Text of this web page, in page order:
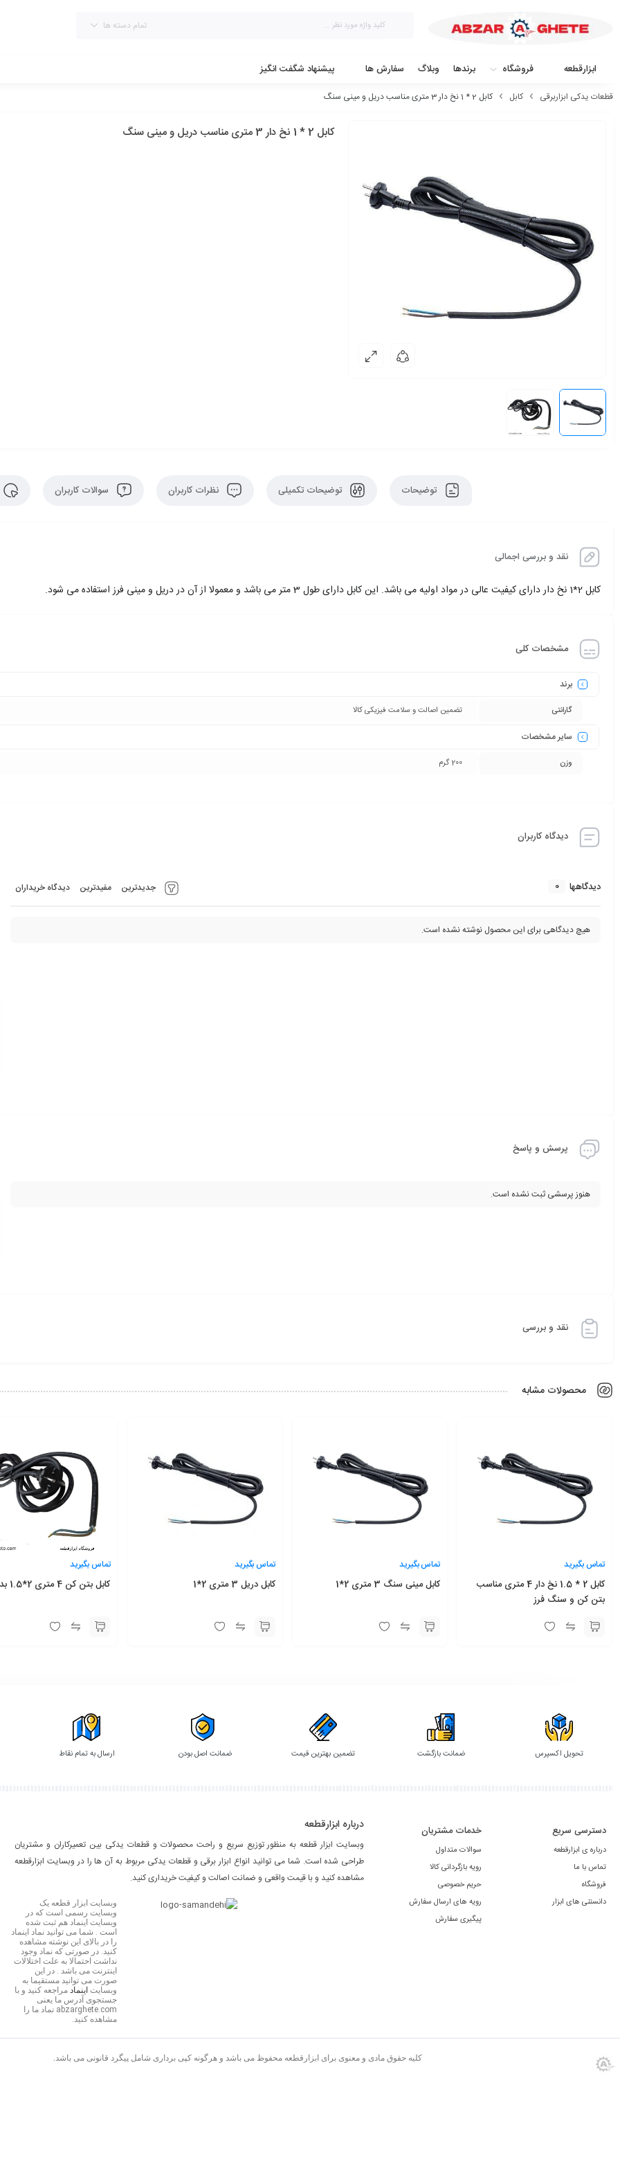
تمام دسته ها
ابزارقطعه فروشگاه برندها وبلاگ سفارش ها پیشنهاد شگفت انگیز
قطعات یدکی ابزاربرقی کابل کابل 2 * 1 نخ دار 3 متری مناسب دریل و مینی سنگ
کابل 2 * 1 نخ دار 3 متری مناسب دریل و مینی سنگ
توضیحات توضیحات تکمیلی نظرات کاربران سوالات کاربران
نقد و بررسی اجمالی
کابل 2*1 نخ دار دارای کیفیت عالی در مواد اولیه می باشد. این کابل دارای طول 3 متر می باشد و معمولا از آن در دریل و مینی فرز استفاده می شود.
مشخصات کلی
برند
گارانتی تضمین اصالت و سلامت فیزیکی کالا
سایر مشخصات
وزن 200 گرم
دیدگاه کاربران
دیدگاهها 0 جدیدترین مفیدترین دیدگاه خریداران
هیچ دیدگاهی برای این محصول نوشته نشده است.
پرسش و پاسخ
هنوز پرسشی ثبت نشده است.
نقد و بررسی
محصولات مشابه
تماس بگیرید
کابل 2 * 1.5 نخ دار 4 متری مناسب
بتن کن و سنگ فرز
تماس بگیرید
کابل مینی سنگ 3 متری 2*1
تماس بگیرید
کابل دریل 3 متری 2*1
تماس بگیرید
کابل بتن کن 4 متری 2*1.5 بدون نخ
تحویل اکسپرس ضمانت بازگشت تضمین بهترین قیمت ضمانت اصل بودن ارسال به تمام نقاط
دسترسی سریع
درباره ی ابزارقطعه
تماس با ما
فروشگاه
دانستنی های ابزار
خدمات مشتریان
سوالات متداول
رویه بازگردانی کالا
حریم خصوصی
رویه های ارسال سفارش
پیگیری سفارش
درباره ابزارقطعه
وبسایت ابزار قطعه به منظور توزیع سریع و راحت محصولات و قطعات یدکی بین تعمیرکاران و مشتریان
طراحی شده است. شما می توانید انواع ابزار برقی و قطعات یدکی مربوط به آن ها را در وبسایت ابزارقطعه
مشاهده کنید و با قیمت واقعی و ضمانت اصالت و کیفیت خریداری کنید.
وبسایت ابزار قطعه یک
وبسایت رسمی است که در
وبسایت اینماد هم ثبت شده
است . شما می توانید نماد اینماد
را در بالای این نوشته مشاهده
کنید. در صورتی که نماد وجود
نداشت احتمالا به علت اختلالات
اینترنت می باشد . در این
صورت می توانید مستقیما به
وبسایت اینماد مراجعه کنید و با
جستجوی آدرس ما یعنی
abzarghete.com نماد ما را
مشاهده کنید.
کلیه حقوق مادی و معنوی برای ابزارقطعه محفوظ می باشد و هرگونه کپی برداری شامل پیگرد قانونی می باشد.